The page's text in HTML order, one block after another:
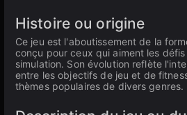
Histoire ou origine
Ce jeu est l'aboutissement de la
conçu pour ceux qui aiment les
simulation. Son évolution reflète
entre les objectifs de jeu et de
thèmes populaires de divers genres.